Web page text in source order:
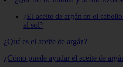
¿El aceite de argán en el
al sol?
¿Qué es el aceite de argán?
¿Cómo puede ayudar el aceite de